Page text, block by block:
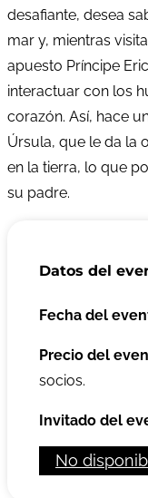
desafiante, desea
mar y, mientras
apuesto Príncipe
interactuar con los
corazón. Así, hace
Úrsula, que le da la
en la tierra, lo que
su padre.
Datos del
Fecha del
Precio del
socios.
Invitado del
No